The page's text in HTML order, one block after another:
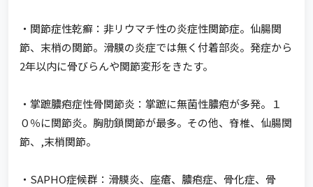
・関節症性乾癬：非リウマチ性の炎症性関節症。仙腸関
節、末梢の関節。滑膜の炎症では無く付着部炎。発症から
2年以内に骨びらんや関節変形をきたす。
・掌蹠膿疱症性骨関節炎：掌蹠に無菌性膿疱が多発。１
０％に関節炎。胸肋鎖関節が最多。その他、脊椎、仙腸関
節、,末梢関節。
・SAPHO症候群：滑膜炎、座瘡、膿疱症、骨化症、骨